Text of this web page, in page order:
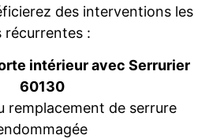
des interventions les
récurrentes :
intérieur avec Serrurier
60130
remplacement de serrure